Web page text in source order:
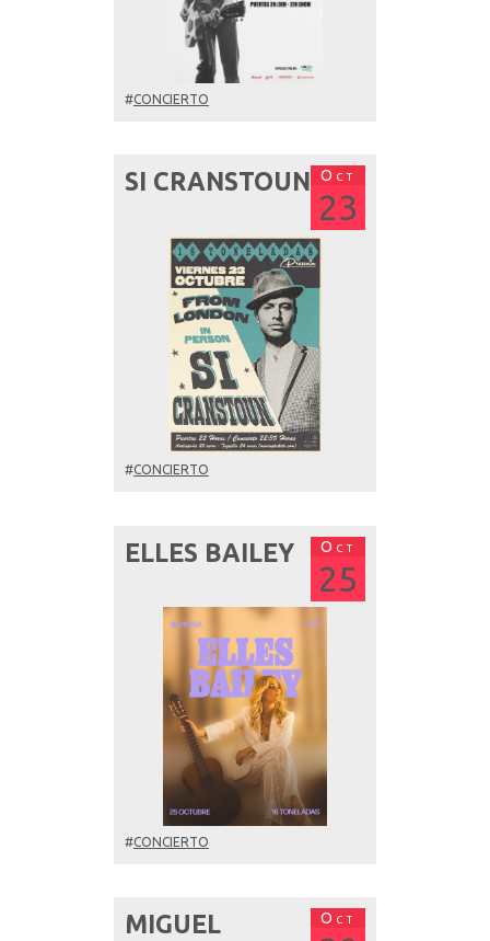
#CONCIERTO
Oct
23
SI CRANSTOUN
#CONCIERTO
Oct
25
ELLES BAILEY
#CONCIERTO
Oct
MIGUEL